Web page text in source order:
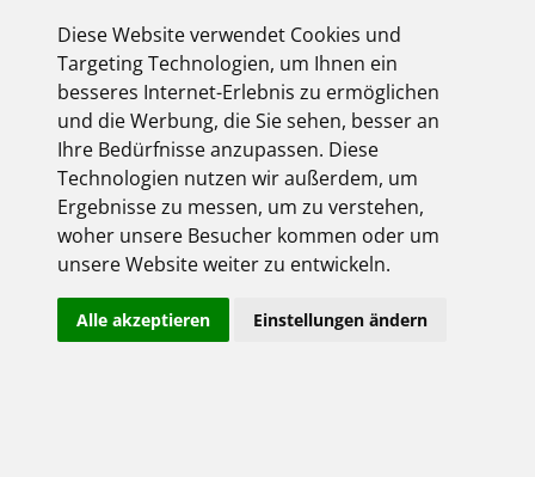
Diese Website verwendet Cookies und
Targeting Technologien, um Ihnen ein
besseres Internet-Erlebnis zu ermöglichen
und die Werbung, die Sie sehen, besser an
Ihre Bedürfnisse anzupassen. Diese
Technologien nutzen wir außerdem, um
Ergebnisse zu messen, um zu verstehen,
woher unsere Besucher kommen oder um
unsere Website weiter zu entwickeln.
Alle akzeptieren Einstellungen ändern
Paul Schmidt - Elektro-Online-Shop
Login: